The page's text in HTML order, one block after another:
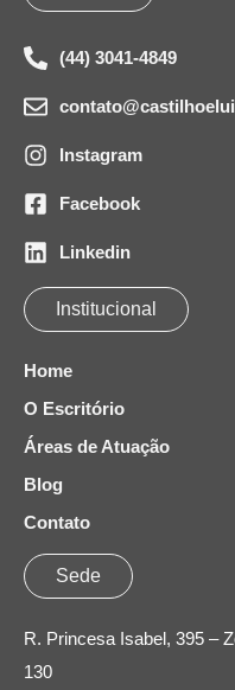
(44) 3041-4849
Instagram
Facebook
Linkedin
Institucional
Home
O Escritório
Áreas de Atuação
Blog
Contato
Sede
R. Princesa Isabel, 395 –
130